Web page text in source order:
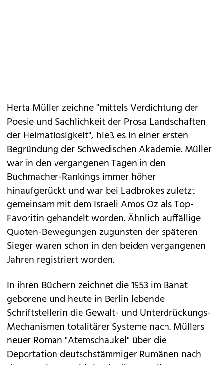
Herta Müller zeichne "mittels Verdichtung der
Poesie und Sachlichkeit der Prosa Landschaften
der Heimatlosigkeit", hieß es in einer ersten
Begründung der Schwedischen Akademie. Müller
war in den vergangenen Tagen in den
Buchmacher-Rankings immer höher
hinaufgerückt und war bei Ladbrokes zuletzt
gemeinsam mit dem Israeli Amos Oz als Top-
Favoritin gehandelt worden. Ähnlich auffällige
Quoten-Bewegungen zugunsten der späteren
Sieger waren schon in den beiden vergangenen
Jahren registriert worden.
In ihren Büchern zeichnet die 1953 im Banat
geborene und heute in Berlin lebende
Schriftstellerin die Gewalt- und Unterdrückungs-
Mechanismen totalitärer Systeme nach. Müllers
neuer Roman "Atemschaukel" über die
Deportation deutschstämmiger Rumänen nach